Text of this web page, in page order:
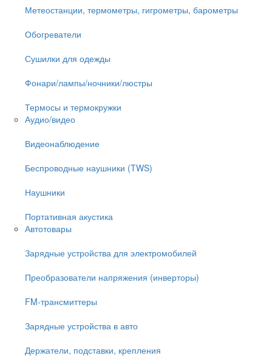
Метеостанции, термометры, гигрометры, барометры
Обогреватели
Сушилки для одежды
Фонари/лампы/ночники/люстры
Термосы и термокружки
Аудио/видео
Видеонаблюдение
Беспроводные наушники (TWS)
Наушники
Портативная акустика
Автотовары
Зарядные устройства для электромобилей
Преобразователи напряжения (инверторы)
FM-трансмиттеры
Зарядные устройства в авто
Держатели, подставки, крепления